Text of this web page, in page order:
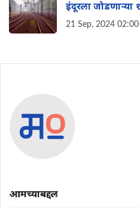
इंदूरला जोडणाऱ्या
मार्गाला
21 Sep, 2024 02:00
आमच्याबद्दल